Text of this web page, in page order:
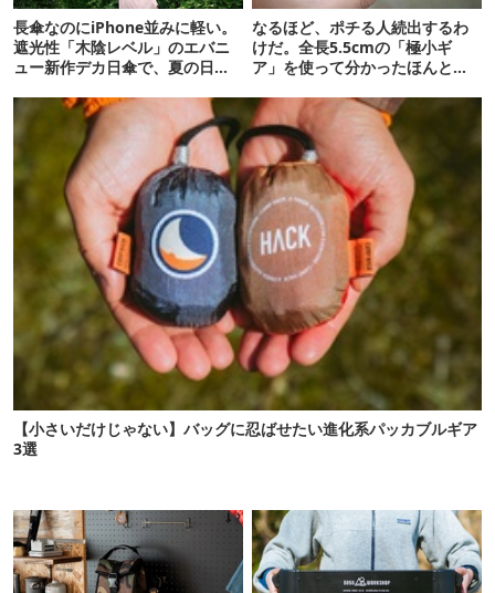
長傘なのにiPhone並みに軽い。
遮光性「木陰レベル」のエバニ
ュー新作デカ日傘で、夏の日焼
なるほど、ポチる人続出するわ
けだ。全長5.5cmの「極小ギ
ア」を使って分かったほんとの
【小さいだけじゃない】バッグに忍ばせたい進化系パッカブルギア
3選